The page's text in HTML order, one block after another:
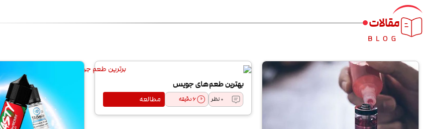
مقالات
BLOG
بهترین طعم های جویس
0 نظر 6دقیقه مطالعه